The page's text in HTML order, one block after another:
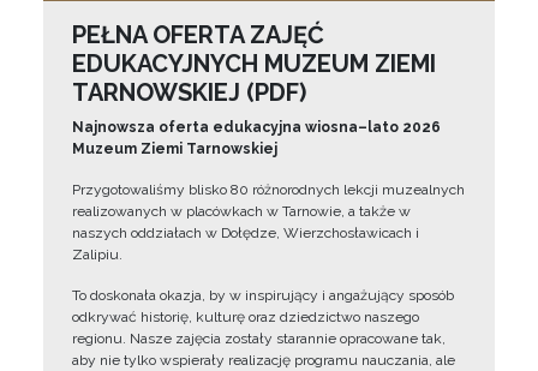
PEŁNA OFERTA ZAJĘĆ
EDUKACYJNYCH MUZEUM ZIEMI
TARNOWSKIEJ (PDF)
Najnowsza oferta edukacyjna wiosna–lato 2026
Muzeum Ziemi Tarnowskiej
Przygotowaliśmy blisko 80 różnorodnych lekcji muzealnych
realizowanych w placówkach w Tarnowie, a także w
naszych oddziałach w Dołędze, Wierzchosławicach i
Zalipiu.
To doskonała okazja, by w inspirujący i angażujący sposób
odkrywać historię, kulturę oraz dziedzictwo naszego
regionu. Nasze zajęcia zostały starannie opracowane tak,
aby nie tylko wspierały realizację programu nauczania, ale